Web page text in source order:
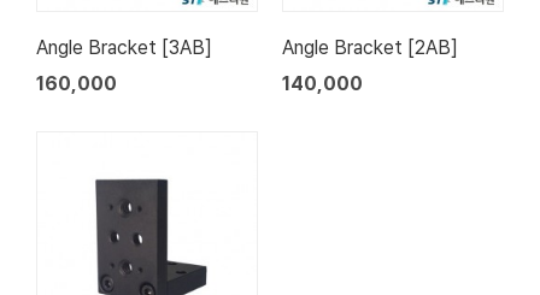
Angle Bracket [3AB]
160,000
Angle Bracket [2AB]
140,000